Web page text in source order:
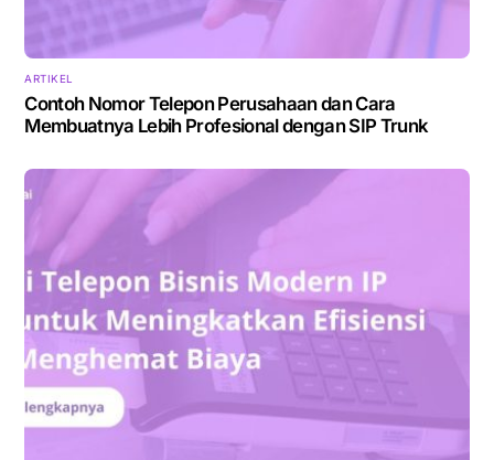
ARTIKEL
Contoh Nomor Telepon Perusahaan dan Cara
Membuatnya Lebih Profesional dengan SIP Trunk